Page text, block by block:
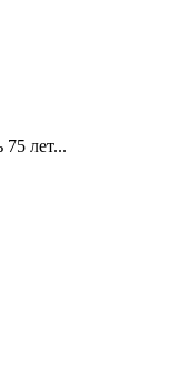
лет...